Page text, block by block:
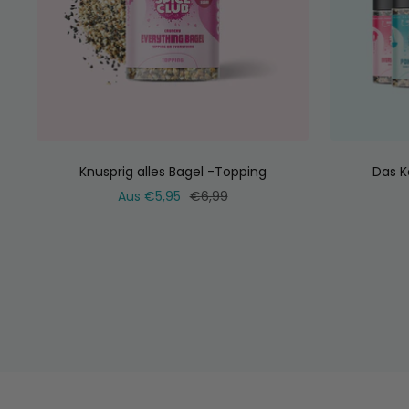
Knusprig alles Bagel -Topping
Verkaufspreis
Aus €5,95 Normaler
€6,99
Das